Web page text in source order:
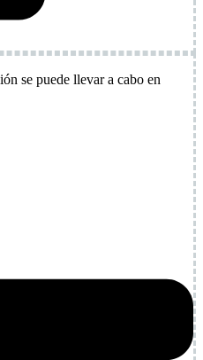
se puede llevar a cabo en